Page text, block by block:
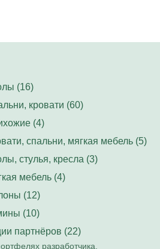
(16)
кровати (60)
(4)
спальни, мягкая мебель (5)
стулья, кресла (3)
мебель (4)
(12)
(10)
партнёров (22)
разработчика.